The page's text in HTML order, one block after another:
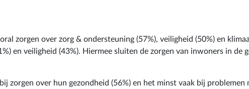
zorgen over zorg & ondersteuning (57%), veiligheid (50%) en
en veiligheid (43%). Hiermee sluiten de zorgen van inwoners in de
zorgen over hun gezondheid (56%) en het minst vaak bij